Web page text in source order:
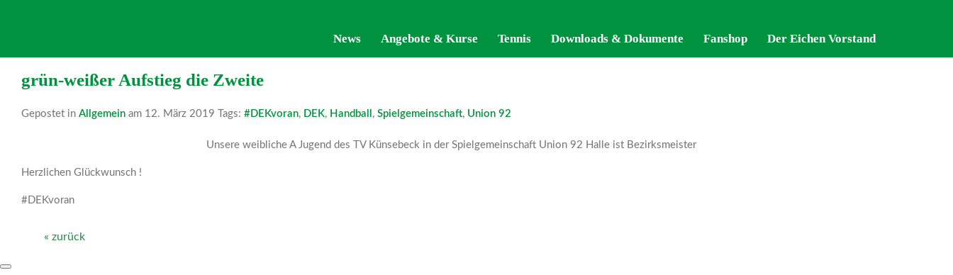
News Angebote & Kurse Tennis Downloads & Dokumente Fanshop Der Eichen Vorstand
News Angebote & Kurse Tennis Downloads & Dokumente Fanshop Der Eichen Vorstand
grün-weißer Aufstieg die Zweite
Gepostet in Allgemein am 12. März 2019 Tags: #DEKvoran, DEK, Handball , Spielgemeinschaft, Union 92
Unsere weibliche A Jugend des TV Künsebeck in der Spielgemeinschaft Union 92 Halle ist Bezirksmeister
Herzlichen Glückwunsch !
#DEKvoran
« zurück